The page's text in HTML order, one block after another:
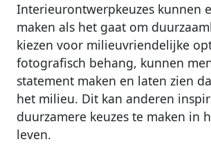
Interieurontwerpkeuzes kunnen
maken als het gaat om
kiezen voor milieuvriendelijke
fotografisch behang, kunnen
statement maken en laten zien
het milieu. Dit kan anderen
duurzamere keuzes te maken in
leven.